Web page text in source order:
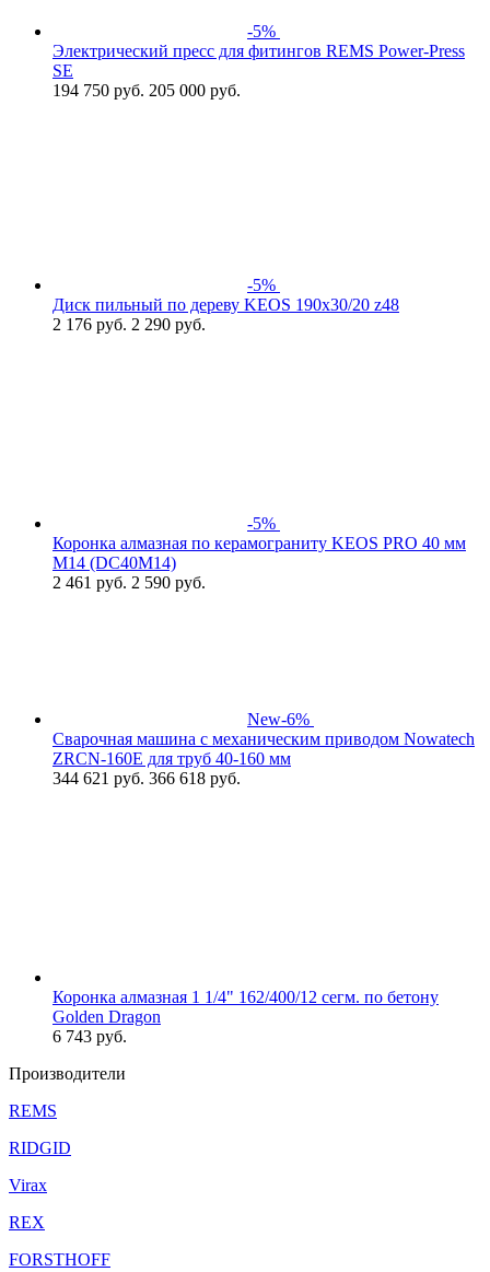
-5%
Электрический пресс для фитингов REMS Power-Press
SE
194 750 руб. 205 000 руб.
-5%
Диск пильный по дереву KEOS 190x30/20 z48
2 176 руб. 2 290 руб.
-5%
Коронка алмазная по керамограниту KEOS PRO 40 мм
M14 (DC40M14)
2 461 руб. 2 590 руб.
New-6%
Сварочная машина с механическим приводом Nowatech
ZRCN-160Е для труб 40-160 мм
344 621 руб. 366 618 руб.
Коронка алмазная 1 1/4" 162/400/12 сегм. по бетону
Golden Dragon
6 743 руб.
Производители
REMS
RIDGID
Virax
REX
FORSTHOFF